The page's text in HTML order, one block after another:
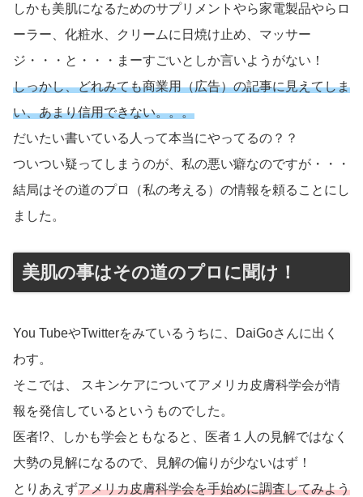
しかも美肌になるためのサプリメントやら家電製品やらロ
ーラー、化粧水、クリームに日焼け止め、マッサー
ジ・・・と・・・まーすごいとしか言いようがない！
しっかし、どれみても商業用（広告）の記事に見えてしま
い、あまり信用できない。。。
だいたい書いている人って本当にやってるの？？
ついつい疑ってしまうのが、私の悪い癖なのですが・・・
結局はその道のプロ（私の考える）の情報を頼ることにし
ました。
美肌の事はその道のプロに聞け！
You TubeやTwitterをみているうちに、DaiGoさんに出く
わす。
そこでは、 スキンケアについてアメリカ皮膚科学会が情
報を発信しているというものでした。
医者!?、しかも学会ともなると、医者１人の見解ではなく
大勢の見解になるので、見解の偏りが少ないはず！
とりあえずアメリカ皮膚科学会を手始めに調査してみよう